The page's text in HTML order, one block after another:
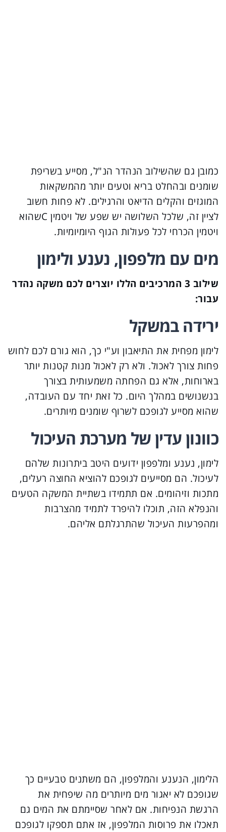
כמובן גם שהשילוב הנהדר הנ"ל, מסייע בשריפת
שומנים ובהחלט בריא וטעים יותר מהמשקאות
המוגזים והקלים הדיאט והרגילים. לא פחות חשוב
לציין זה, שלכל השלושה יש שפע של ויטמין Cשהוא
ויטמין הכרחי לכל פעולות הגוף היומיומיות.
מים עם מלפפון, נענע ולימון
שילוב 3 המרכיבים הללו יוצרים לכם משקה נהדר
עבור:
ירידה במשקל
לימון מפחית את התיאבון וע"י כך, הוא גורם לכם לחוש
פחות צורך לאכול. ולא רק לאכול מנות קטנות יותר
בארוחות, אלא גם הפחתה משמעותית בצורך
בנשנושים במהלך היום. כל זאת יחד עם העובדה,
שהוא מסייע לגופכם לשרוף שומנים מיותרים.
כוונון עדין של מערכת העיכול
לימון, נענע ומלפפון ידועים היטב ביתרונות שלהם
לעיכול. הם מסייעים לגופכם להוציא החוצה רעלים,
מתכות וזיהומים. אם תתמידו בשתיית המשקה הטעים
והנפלא הזה, תוכלו להיפרד לתמיד מהצרבות
ומהפרעות העיכול שהתרגלתם אליהם.
הלימון, הנענע והמלפפון, הם משתנים טבעיים כך
שגופכם לא יאגור מים מיותרים מה שיפחית את
הרגשת הנפיחות. אם לאחר שסיימתם את המים גם
תאכלו את פרוסות המלפפון, אז אתם תספקו לגופכם